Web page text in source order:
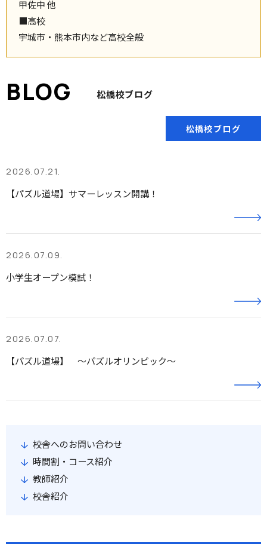
甲佐中 他
■高校
宇城市・熊本市内など高校全般
松橋校ブログ
松橋校ブログ
2026.07.21.
【パズル道場】サマーレッスン開講！
2026.07.09.
小学生オープン模試！
2026.07.07.
【パズル道場】 ～パズルオリンピック～
校舎へのお問い合わせ
時間割・コース紹介
教師紹介
校舎紹介